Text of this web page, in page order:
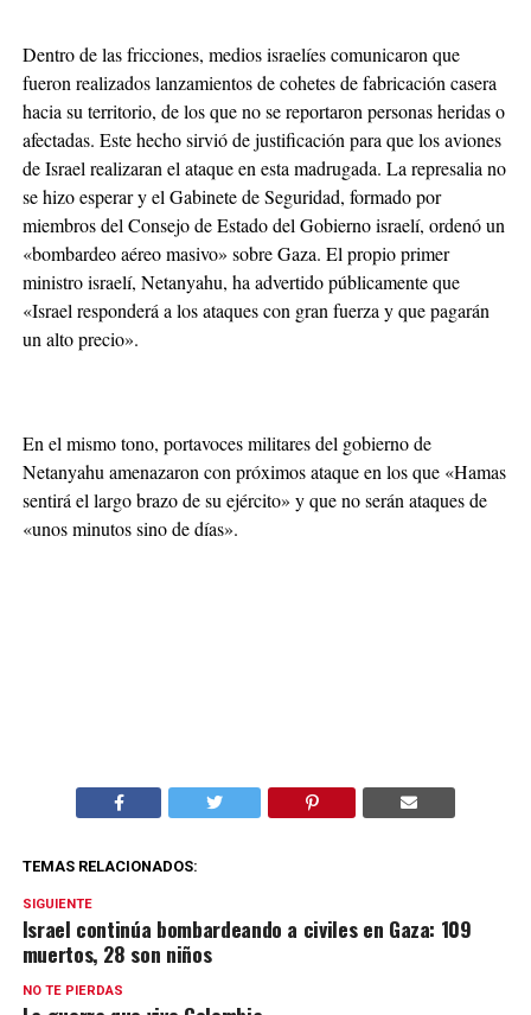
Dentro de las fricciones, medios israelíes comunicaron que
fueron realizados lanzamientos de cohetes de fabricación casera
hacia su territorio, de los que no se reportaron personas heridas o
afectadas. Este hecho sirvió de justificación para que los aviones
de Israel realizaran el ataque en esta madrugada. La represalia no
se hizo esperar y el Gabinete de Seguridad, formado por
miembros del Consejo de Estado del Gobierno israelí, ordenó un
«bombardeo aéreo masivo» sobre Gaza. El propio primer
ministro israelí, Netanyahu, ha advertido públicamente que
«Israel responderá a los ataques con gran fuerza y que pagarán
un alto precio».
En el mismo tono, portavoces militares del gobierno de
Netanyahu amenazaron con próximos ataque en los que «Hamas
sentirá el largo brazo de su ejército» y que no serán ataques de
«unos minutos sino de días».
TEMAS RELACIONADOS:
SIGUIENTE
Israel continúa bombardeando a civiles en Gaza: 109
muertos, 28 son niños
NO TE PIERDAS